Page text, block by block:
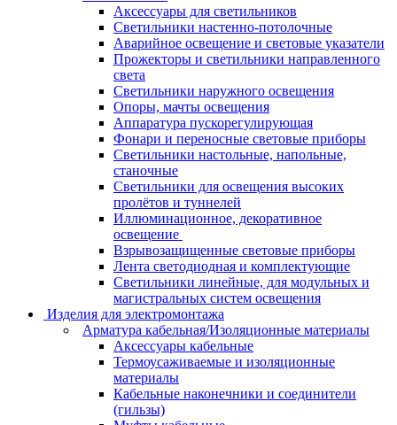
Аксессуары для светильников
Светильники настенно-потолочные
Аварийное освещение и световые указатели
Прожекторы и светильники направленного
света
Светильники наружного освещения
Опоры, мачты освещения
Аппаратура пускорегулирующая
Фонари и переносные световые приборы
Светильники настольные, напольные,
станочные
Светильники для освещения высоких
пролётов и туннелей
Иллюминационное, декоративное
освещение
Взрывозащищенные световые приборы
Лента светодиодная и комплектующие
Светильники линейные, для модульных и
магистральных систем освещения
Изделия для электромонтажа
Арматура кабельная/Изоляционные материалы
Аксессуары кабельные
Термоусаживаемые и изоляционные
материалы
Кабельные наконечники и соединители
(гильзы)